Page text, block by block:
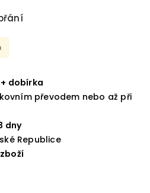
dobírka
převodem nebo až při
dny
Republice